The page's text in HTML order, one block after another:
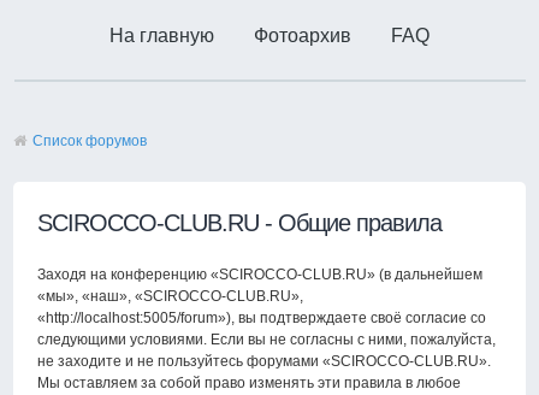
На главную Фотоархив FAQ
Список форумов
SCIROCCO-CLUB.RU - Общие правила
Заходя на конференцию «SCIROCCO-CLUB.RU» (в дальнейшем
«мы», «наш», «SCIROCCO-CLUB.RU»,
«http://localhost:5005/forum»), вы подтверждаете своё согласие со
следующими условиями. Если вы не согласны с ними, пожалуйста,
не заходите и не пользуйтесь форумами «SCIROCCO-CLUB.RU».
Мы оставляем за собой право изменять эти правила в любое